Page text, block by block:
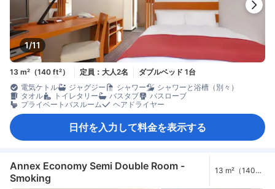
1/11
13 m²（140 ft²） 定員：大人2名
ダブルベッド 1台
電気ケトル
ジャグジー シャワー
シャワーと浴槽（別々）
タオル
トイレタリー バスタブ
バスローブ
プライベートバスルーム
ヘアドライヤー
日付を入力して料金を表示する
Annex Economy Semi Double Room -
Smoking
13 m²（140